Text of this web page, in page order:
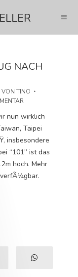
NACH
VON TINO
nun wirklich
Taipei
insbesondere
“101” ist das
hoch. Mehr